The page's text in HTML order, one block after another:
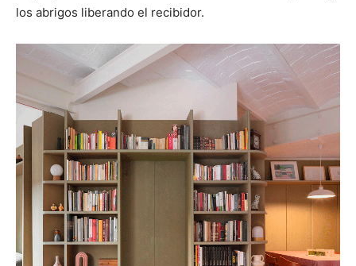
los abrigos liberando el recibidor.